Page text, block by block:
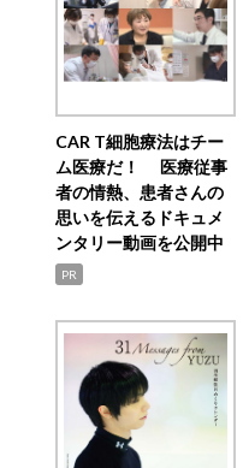
CAR T細胞療法はチー
ム医療だ！ 医療従事
者の情熱、患者さんの
思いを伝えるドキュメ
ンタリー動画を公開中
PR